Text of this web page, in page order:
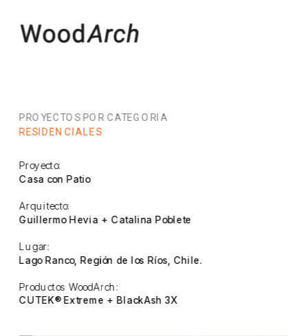
PROYECTOS POR CATEGORIA
RESIDENCIALES
Proyecto:
Casa con Patio
Arquitecto:
Guillermo Hevia + Catalina Poblete
Lugar:
Lago Ranco, Región de los Ríos, Chile.
Productos WoodArch:
CUTEK® Extreme + BlackAsh 3X